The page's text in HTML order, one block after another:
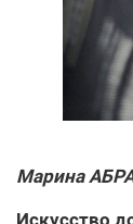
Марина
Искусство